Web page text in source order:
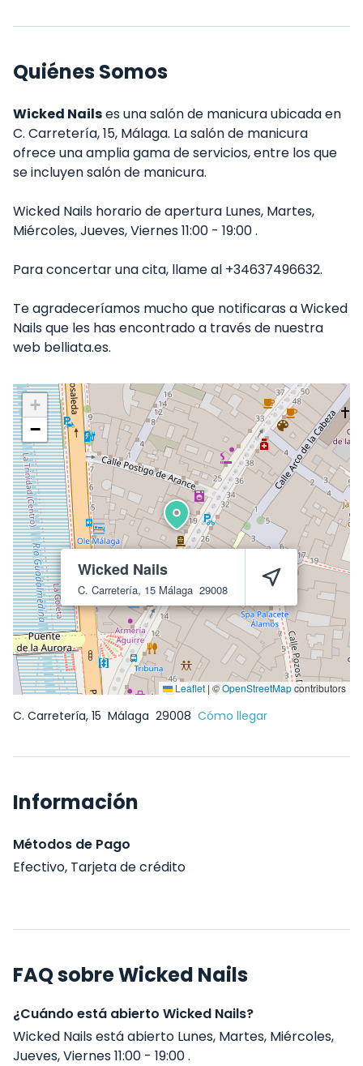
Quiénes Somos
Wicked Nailses una salón de manicura ubicada en
C. Carretería, 15, Málaga. La salón de manicura
ofrece una amplia gama de servicios, entre los que
se incluyen salón de manicura.
Wicked Nails horario de apertura Lunes, Martes,
Miércoles, Jueves, Viernes 11:00 - 19:00 .
Para concertar una cita, llame al +34637496632.
Te agradeceríamos mucho que notificaras a Wicked
Nails que les has encontrado a través de nuestra
web belliata.es.
Wicked Nails
C. Carretería, 15 Málaga 29008
+
−
Leaflet | ©OpenStreetMapcontributors
C. Carretería, 15 Málaga 29008 Cómo llegar
Información
Métodos de Pago
Efectivo, Tarjeta de crédito
FAQ sobre Wicked Nails
¿Cuándo está abierto Wicked Nails?
Wicked Nails está abierto Lunes, Martes, Miércoles,
Jueves, Viernes 11:00 - 19:00 .